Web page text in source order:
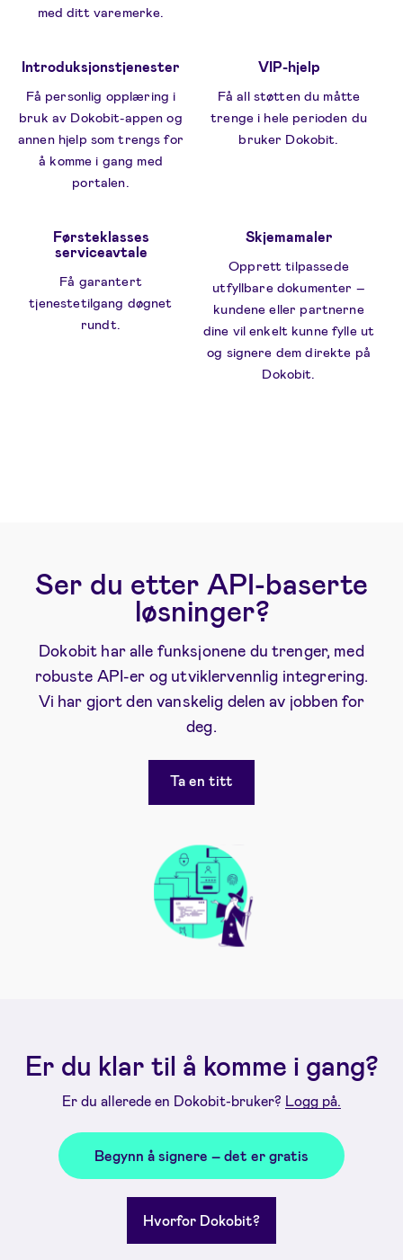
med ditt varemerke.
Introduksjonstjenester
Få personlig opplæring i
bruk av Dokobit-appen og
annen hjelp som trengs for
å komme i gang med
portalen.
VIP-hjelp
Få all støtten du måtte
trenge i hele perioden du
bruker Dokobit.
Førsteklasses
serviceavtale
Få garantert
tjenestetilgang døgnet
rundt.
Skjemamaler
Opprett tilpassede
utfyllbare dokumenter –
kundene eller partnerne
dine vil enkelt kunne fylle ut
og signere dem direkte på
Dokobit.
Ser du etter API-baserte
løsninger?
Dokobit har alle funksjonene du trenger, med
robuste API-er og utviklervennlig integrering.
Vi har gjort den vanskelig delen av jobben for
deg.
Ta en titt
Er du klar til å komme i gang?
Er du allerede en Dokobit-bruker? Logg på.
Begynn å signere – det er gratis
Hvorfor Dokobit?